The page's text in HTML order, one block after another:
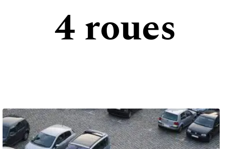
4 roues